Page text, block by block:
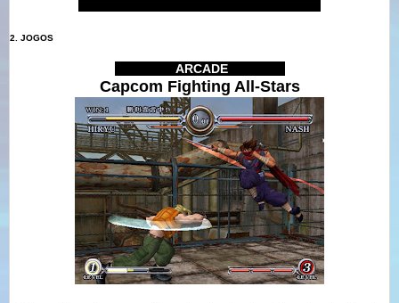
2. JOGOS
ARCADE
Capcom Fighting All-Stars